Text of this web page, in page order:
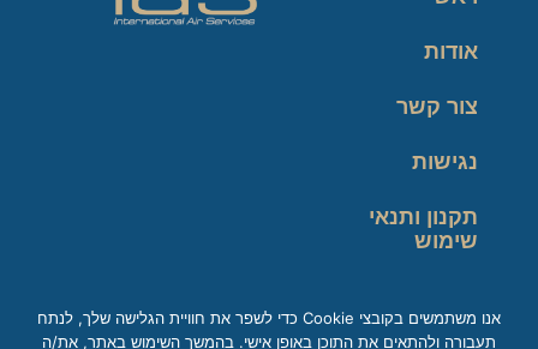
אודות
צור קשר
נגישות
תקנון ותנאי
שימוש
אנו משתמשים בקובצי Cookie כדי לשפר את חוויית הגלישה שלך, לנתח
תעבורה ולהתאים את התוכן באופן אישי. בהמשך השימוש באתר, את/ה